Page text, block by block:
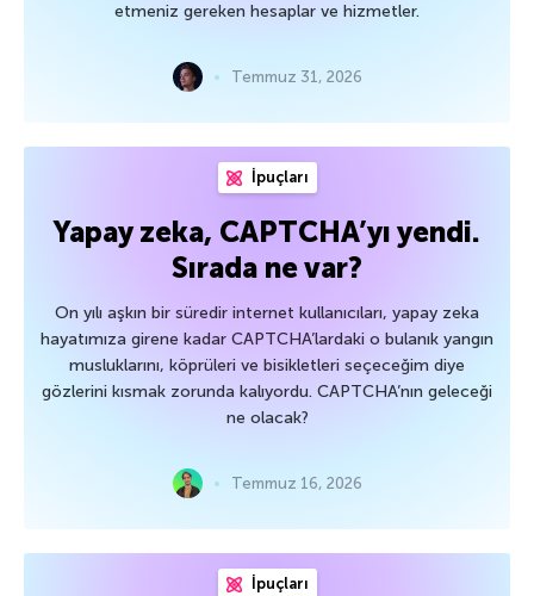
etmeniz gereken hesaplar ve hizmetler.
Temmuz 31, 2026
İpuçları
Yapay zeka, CAPTCHA’yı yendi.
Sırada ne var?
On yılı aşkın bir süredir internet kullanıcıları, yapay zeka
hayatımıza girene kadar CAPTCHA’lardaki o bulanık yangın
musluklarını, köprüleri ve bisikletleri seçeceğim diye
gözlerini kısmak zorunda kalıyordu. CAPTCHA’nın geleceği
ne olacak?
Temmuz 16, 2026
İpuçları